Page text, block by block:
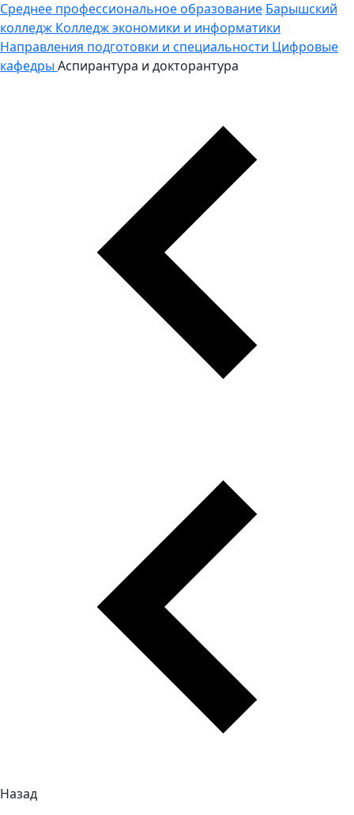
Среднее профессиональное образование Барышский
колледж Колледж экономики и информатики
Направления подготовки и специальности Цифровые
кафедры Аспирантура и докторантура
Назад